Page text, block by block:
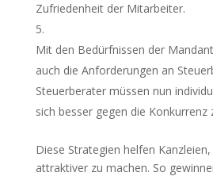
Zufriedenheit der Mitarbeiter.
Mit den Bedürfnissen der
auch die Anforderungen an
Steuerberater müssen nun
sich besser gegen die Konkurrenz
Diese Strategien helfen
attraktiver zu machen. So